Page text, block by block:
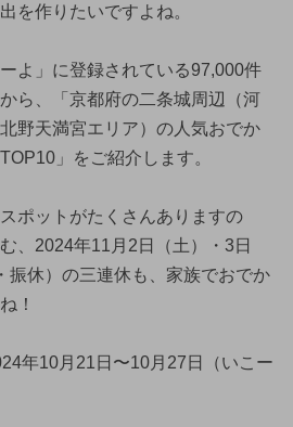
を作りたいですよね。
よ」に登録されている97,000件
ら、「京都府の二条城周辺（河
野天満宮エリア）の人気おでか
」をご紹介します。
ポットがたくさんありますの
、2024年11月2日（土）・3日
振休）の三連休も、家族でおでか
！
年10月21日〜10月27日（いこー